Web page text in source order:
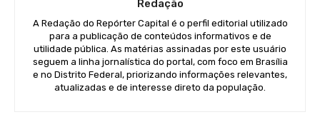
Redação
A Redação do Repórter Capital é o perfil editorial utilizado
para a publicação de conteúdos informativos e de
utilidade pública. As matérias assinadas por este usuário
seguem a linha jornalística do portal, com foco em Brasília
e no Distrito Federal, priorizando informações relevantes,
atualizadas e de interesse direto da população.